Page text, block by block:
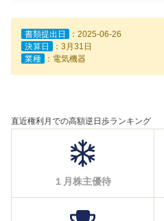
書類提出日
：2025-06-26
決算日
：3月31日
業種
：電気機器
直近権利月での高額逆日歩ランキング
１月株主優待